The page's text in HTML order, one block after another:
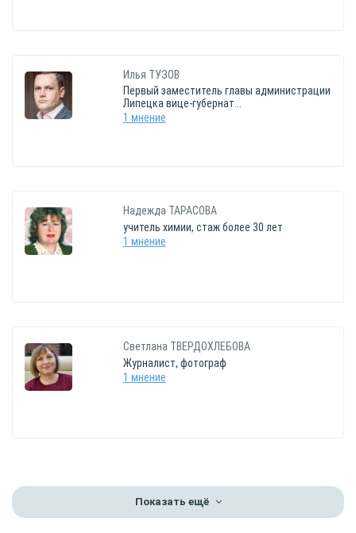
Илья ТУЗОВ
Первый заместитель главы администрации
Липецка вице-губернат...
1 мнение
Надежда ТАРАСОВА
учитель химии, стаж более 30 лет
1 мнение
Светлана ТВЕРДОХЛЕБОВА
Журналист, фотограф
1 мнение
Показать ещё